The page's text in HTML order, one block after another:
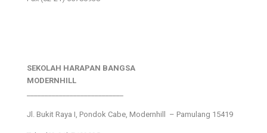
SEKOLAH HARAPAN BANGSA
MODERNHILL
Jl. Bukit Raya I, Pondok Cabe, Modernhill – Pamulang 15419